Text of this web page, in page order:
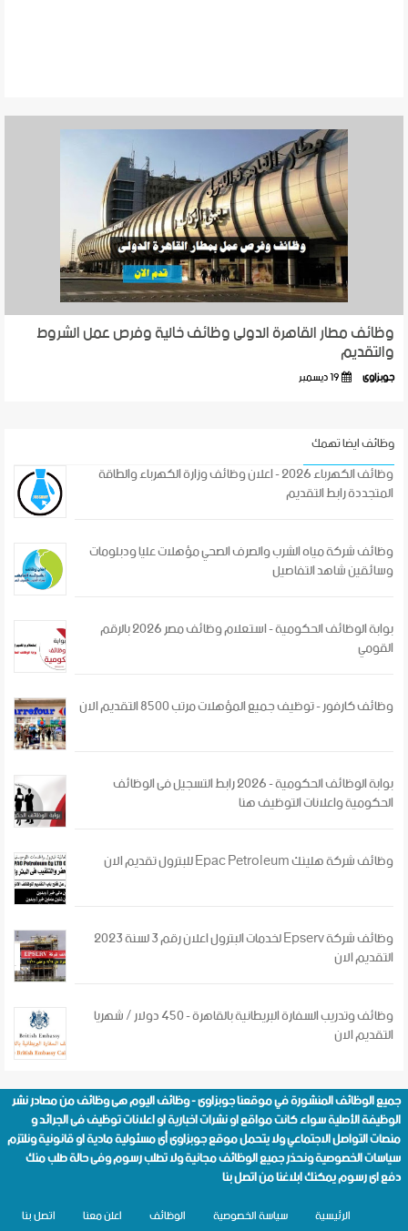
وظائف مطار القاهرة الدولى وظائف خالية وفرص عمل الشروط
والتقديم
جوبزاوى 19 ديسمبر
وظائف ايضا تهمك
وظائف الكهرباء 2026 - اعلان وظائف وزارة الكهرباء والطاقة
المتجددة رابط التقديم
وظائف شركة مياه الشرب والصرف الصحي مؤهلات عليا ودبلومات
وسائقين شاهد التفاصيل
بوابة الوظائف الحكومية - استعلام وظائف مصر 2026 بالرقم
القومي
وظائف كارفور - توظيف جميع المؤهلات مرتب 8500 التقديم الان
بوابة الوظائف الحكومية - 2026 رابط التسجيل فى الوظائف
الحكومية واعلانات التوظيف هنا
وظائف شركة هلينك Epac Petroleum للبترول تقديم الان
وظائف شركة Epserv لخدمات البترول اعلان رقم 3 لسنة 2023
التقديم الان
وظائف وتدريب السفارة البريطانية بالقاهرة - 450 دولار / شهريا
التقديم الان
جميع الوظائف المنشورة في موقعناجوبزاوى - وظائف اليومهى وظائف من مصادر نشر
الوظيفة الأصلية سواء كانت مواقع او نشرات اخبارية او اعلانات توظيف فى الجرائد و
منصات التواصل الاجتماعي ولا يتحمل موقع جوبزاوى أى مسئولية مادية او قانونية ونلتزم
سياسات الخصوصيةونحذر جميع الوظائف مجانية ولا تطلب رسوم وفى حالة طلب منك
دفع اى رسوم يمكنك ابلاغنا مناتصل بنا
الرئيسية سياسة الخصوصية الوظائف اعلن معنا اتصل بنا